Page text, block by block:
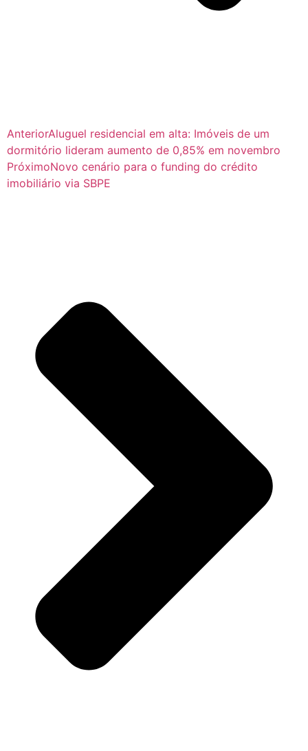
AnteriorAluguel residencial em alta: Imóveis de um
dormitório lideram aumento de 0,85% em novembro
PróximoNovo cenário para o funding do crédito
imobiliário via SBPE